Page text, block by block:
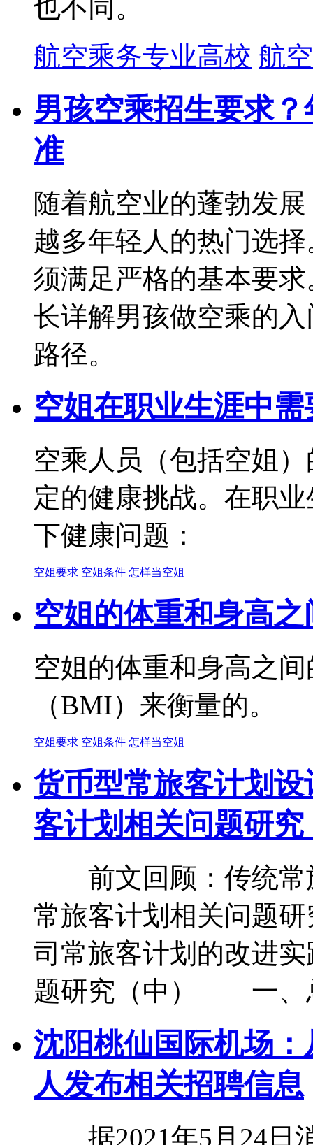
也不同。
航空乘务专业高校 航
男孩空乘招生要求
准
随着航空业的蓬勃发
越多年轻人的热门选
须满足严格的基本要
长详解男孩做空乘的
路径。
空姐在职业生涯中
空乘人员（包括空姐
定的健康挑战。在职
下健康问题：
空姐要求 空姐条件 怎样当空姐
空姐的体重和身高
空姐的体重和身高之
（BMI）来衡量的。
空姐要求 空姐条件 怎样当空姐
货币型常旅客计划
客计划相关问题研究
前文回顾：传统常
常旅客计划相关问
司常旅客计划的改进
题研究（中） 一、
沈阳桃仙国际机场
人发布相关招聘信息
据2021年5月24日